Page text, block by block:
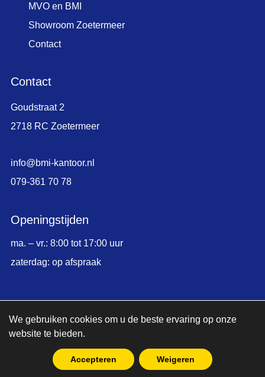
MVO en BMI
Showroom Zoetermeer
Contact
Contact
Goudstraat 2
2718 RC Zoetermeer
info@bmi-kantoor.nl
079-361 70 78
Openingstijden
ma. – vr.: 8:00 tot 17:00 uur
zaterdag: op afspraak
© Copyright 2026,BMI Kantoormeubelen
|Sitemap
We gebruiken cookies om u de beste ervaring op onze
website te bieden.
Accepteren Weigeren